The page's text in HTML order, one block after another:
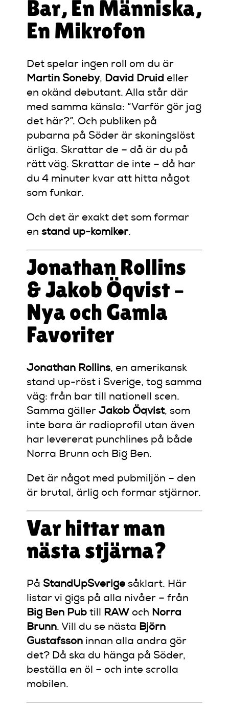
Bar, En Människa,
En Mikrofon
Det spelar ingen roll om du är
Martin Soneby, David Druid eller
en okänd debutant. Alla står där
med samma känsla: “Varför gör jag
det här?”. Och publiken på
pubarna på Söder är skoningslöst
ärliga. Skrattar de – då är du på
rätt väg. Skrattar de inte – då har
du 4 minuter kvar att hitta något
som funkar.
Och det är exakt det som formar
enstand up-komiker.
Jonathan Rollins
& Jakob Öqvist –
Nya och Gamla
Favoriter
Jonathan Rollins, en amerikansk
stand up-röst i Sverige, tog samma
väg: från bar till nationell scen.
Samma gällerJakob Öqvist, som
inte bara är radioprofil utan även
har levererat punchlines på både
Norra Brunn och Big Ben.
Det är något med pubmiljön – den
är brutal, ärlig och formar stjärnor.
Var hittar man
nästa stjärna?
På StandUpSverige såklart. Här
listar vi gigs på alla nivåer – från
Big Ben Pub till RAW och Norra
Brunn. Vill du se nästa Björn
Gustafsson innan alla andra gör
det? Då ska du hänga på Söder,
beställa en öl – och inte scrolla
mobilen.